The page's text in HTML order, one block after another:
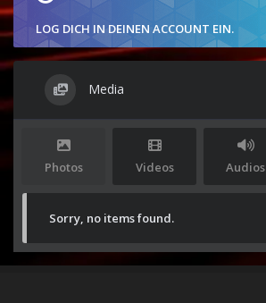
LOG DICH IN DEINEN ACCOUNT EIN.
Media
Photos Videos Audios
Sorry, no items found.